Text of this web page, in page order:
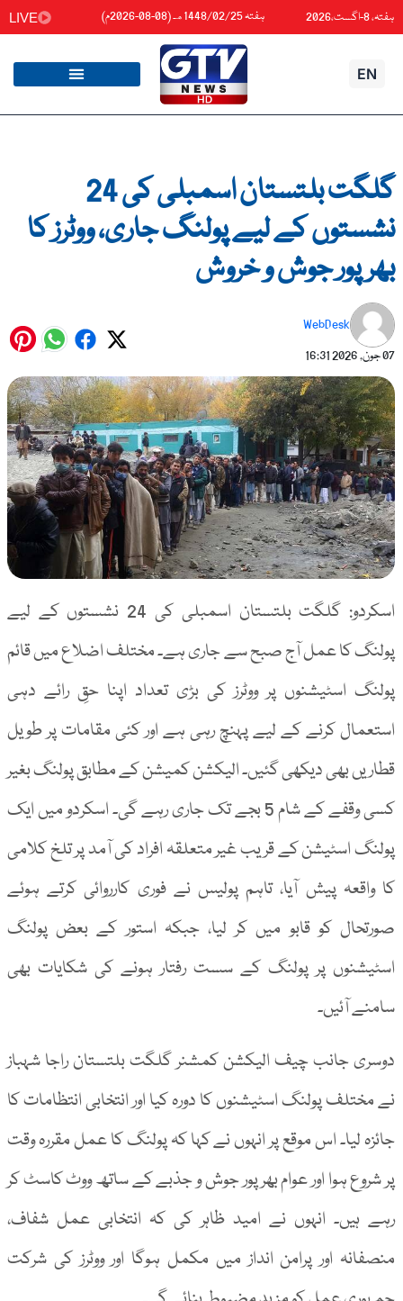
ہفتہ، 8-اگست،2026 ہفتہ 1448/02/25هـ (08-08-2026م) LIVE
EN
گلگت بلتستان اسمبلی کی 24
نشستوں کے لیے پولنگ جاری، ووٹرز کا
بھرپور جوش و خروش
WebDesk
07 جون, 2026
16:31
اسکردو: گلگت بلتستان اسمبلی کی 24 نشستوں کے لیے
پولنگ کا عمل آج صبح سے جاری ہے۔ مختلف اضلاع میں قائم
پولنگ اسٹیشنوں پر ووٹرز کی بڑی تعداد اپنا حقِ رائے دہی
استعمال کرنے کے لیے پہنچ رہی ہے اور کئی مقامات پر طویل
قطاریں بھی دیکھی گئیں۔ الیکشن کمیشن کے مطابق پولنگ بغیر
کسی وقفے کے شام 5 بجے تک جاری رہے گی۔ اسکردو میں ایک
پولنگ اسٹیشن کے قریب غیر متعلقہ افراد کی آمد پر تلخ کلامی
کا واقعہ پیش آیا، تاہم پولیس نے فوری کارروائی کرتے ہوئے
صورتحال کو قابو میں کر لیا، جبکہ استور کے بعض پولنگ
اسٹیشنوں پر پولنگ کے سست رفتار ہونے کی شکایات بھی
سامنے آئیں۔
دوسری جانب چیف الیکشن کمشنر گلگت بلتستان راجا شہباز
نے مختلف پولنگ اسٹیشنوں کا دورہ کیا اور انتخابی انتظامات کا
جائزہ لیا۔ اس موقع پر انہوں نے کہا کہ پولنگ کا عمل مقررہ وقت
پر شروع ہوا اور عوام بھرپور جوش و جذبے کے ساتھ ووٹ کاسٹ کر
رہے ہیں۔ انہوں نے امید ظاہر کی کہ انتخابی عمل شفاف،
منصفانہ اور پرامن انداز میں مکمل ہوگا اور ووٹرز کی شرکت